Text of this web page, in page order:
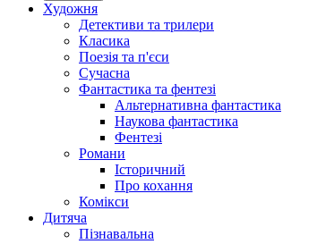
Художня
Детективи та трилери
Класика
Поезія та п'єси
Сучасна
Фантастика та фентезі
Альтернативна фантастика
Наукова фантастика
Фентезі
Романи
Історичний
Про кохання
Комікси
Дитяча
Пізнавальна